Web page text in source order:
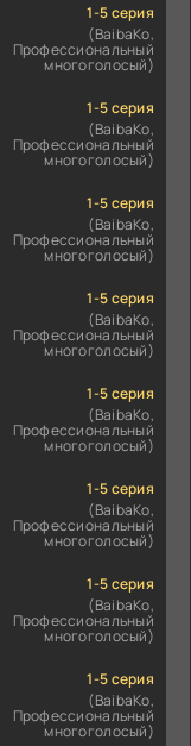
1-5 серия
(BaibaKo,
Профессиональный
многоголосый)
1-5 серия
(BaibaKo,
Профессиональный
многоголосый)
1-5 серия
(BaibaKo,
Профессиональный
многоголосый)
1-5 серия
(BaibaKo,
Профессиональный
многоголосый)
1-5 серия
(BaibaKo,
Профессиональный
многоголосый)
1-5 серия
(BaibaKo,
Профессиональный
многоголосый)
1-5 серия
(BaibaKo,
Профессиональный
многоголосый)
1-5 серия
(BaibaKo,
Профессиональный
многоголосый)